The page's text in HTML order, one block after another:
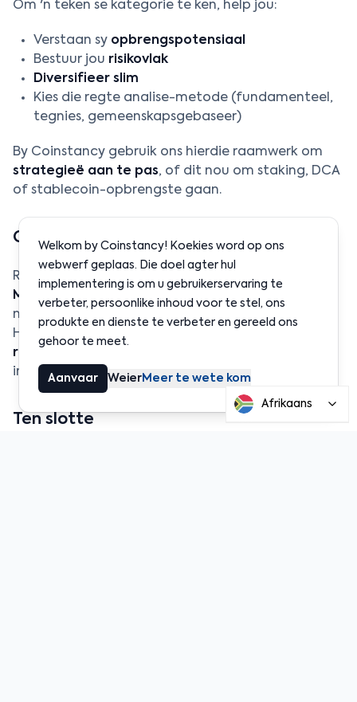
Om 'n teken se kategorie te ken, help jou:
Verstaan sy opbrengspotensiaal
Bestuur jou risikovlak
Diversifieer slim
Kies die regte analise-metode (fundamenteel,
tegnies, gemeenskapsgebaseer)
By Coinstancy gebruik ons hierdie raamwerk om
strategieë aan te pas, of dit nou om staking, DCA
of stablecoin-opbrengste gaan.
Op pad na slimmer regulering?
Reguleerders het ook duidelikheid nodig. Die EU’s
MiCA-raamwerk
is 'n goeie begin, wat stabiele
munte en nutstokens as verskil erken.
Herklassifikasie ondersteun
regulering
innovasie.
Ten slotte
Welkom by Coinstancy! Koekies word op ons
webwerf geplaas. Die doel agter hul
implementering is om u gebruikerservaring te
verbeter, persoonlike inhoud voor te stel, ons
produkte en dienste te verbeter en gereeld ons
gehoor te meet.
Aanvaar WeierMeer te wete kom
Afrikaans